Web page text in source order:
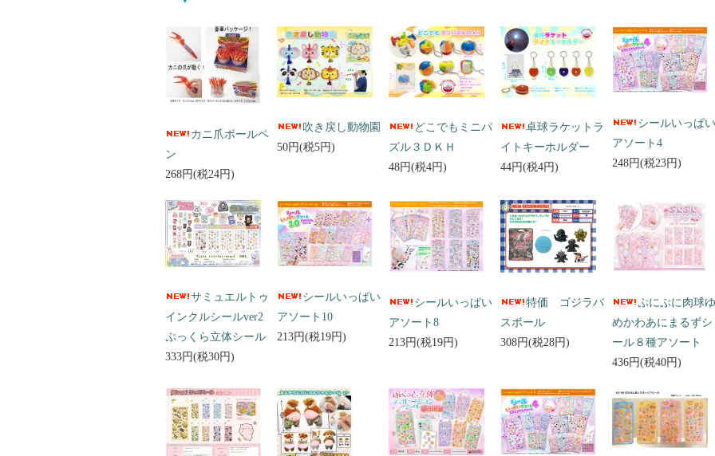
カニ爪ボールペ
ン
268円(税24円)
吹き戻し動物園
50円(税5円)
どこでもミニパ
ズル３ＤＫＨ
48円(税4円)
卓球ラケットラ
イトキーホルダー
44円(税4円)
シールいっぱい
アソート4
248円(税23円)
サミュエルトゥ
インクルシールver2
ぷっくら立体シール
333円(税30円)
シールいっぱい
アソート10
213円(税19円)
シールいっぱい
アソート8
213円(税19円)
特価 ゴジラバ
スボール
308円(税28円)
ぷにぷに肉球ゆ
めかわあにまるずシ
ール８種アソート
436円(税40円)